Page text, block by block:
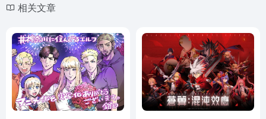
相关文章